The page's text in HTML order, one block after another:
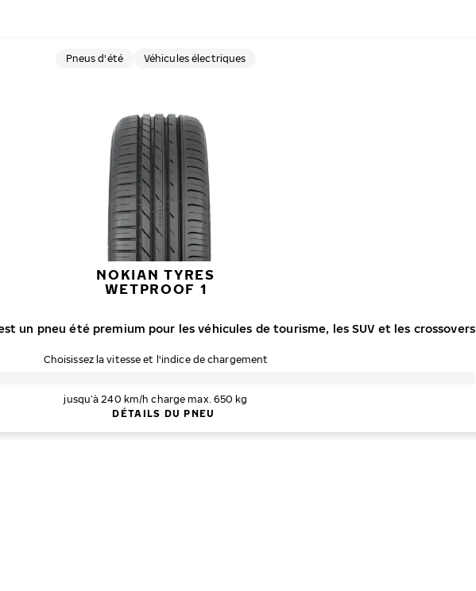
NOKIAN TYRES
WETPROOF 1
un pneu été premium pour les véhicules de tourisme, les SUV et les crossovers
Pneus d'été Véhicules électriques
Choisissez la vitesse et l'indice de chargement
jusqu’à 240 km/h charge max. 650 kg
DÉTAILS DU PNEU